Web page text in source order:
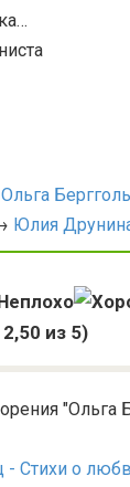
Ольга
Юлия
2,50 из 5)
"Ольга
- Стихи о